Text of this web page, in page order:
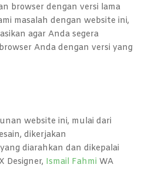
browser dengan versi lama
masalah dengan website ini,
agar Anda segera
Anda dengan versi yang
website ini, mulai dari
dikerjakan
diarahkan dan dikepalai
Designer, Ismail Fahmi WA